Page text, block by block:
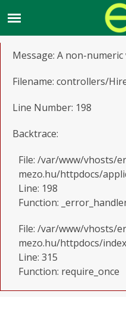
A PHP Error was encountered
Message: A non-
Filename: controllers/
Line Number: 198
Backtrace:
File: /var/www/vhosts/
mezo.hu/httpdocs/
Line: 198
Function:
File: /var/www/vhosts/
mezo.hu/httpdocs/
Line: 315
Function: require_once